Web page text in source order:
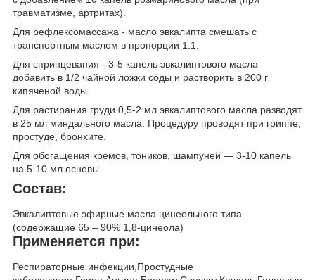
травматизме, артритах).
Для рефлексомассажа - масло эвкалипта смешать с
транспортным маслом в пропорции 1:1.
Для спринцевания - 3-5 капель эвкалиптового масла
добавить в 1/2 чайной ложки соды и растворить в 200 г
кипяченой воды.
Для растирания груди 0,5-2 мл эвкалиптового масла разводят
в 25 мл миндального масла. Процедуру проводят при гриппе,
простуде, бронхите.
Для обогащения кремов, тоников, шампуней — 3-10 капель
на 5-10 мл основы.
Состав:
Эвкалиптовые эфирные масла цинеольного типа
(содержащие 65 – 90% 1,8-цинеола)
Применяется при:
Респираторные инфекции,Простудные